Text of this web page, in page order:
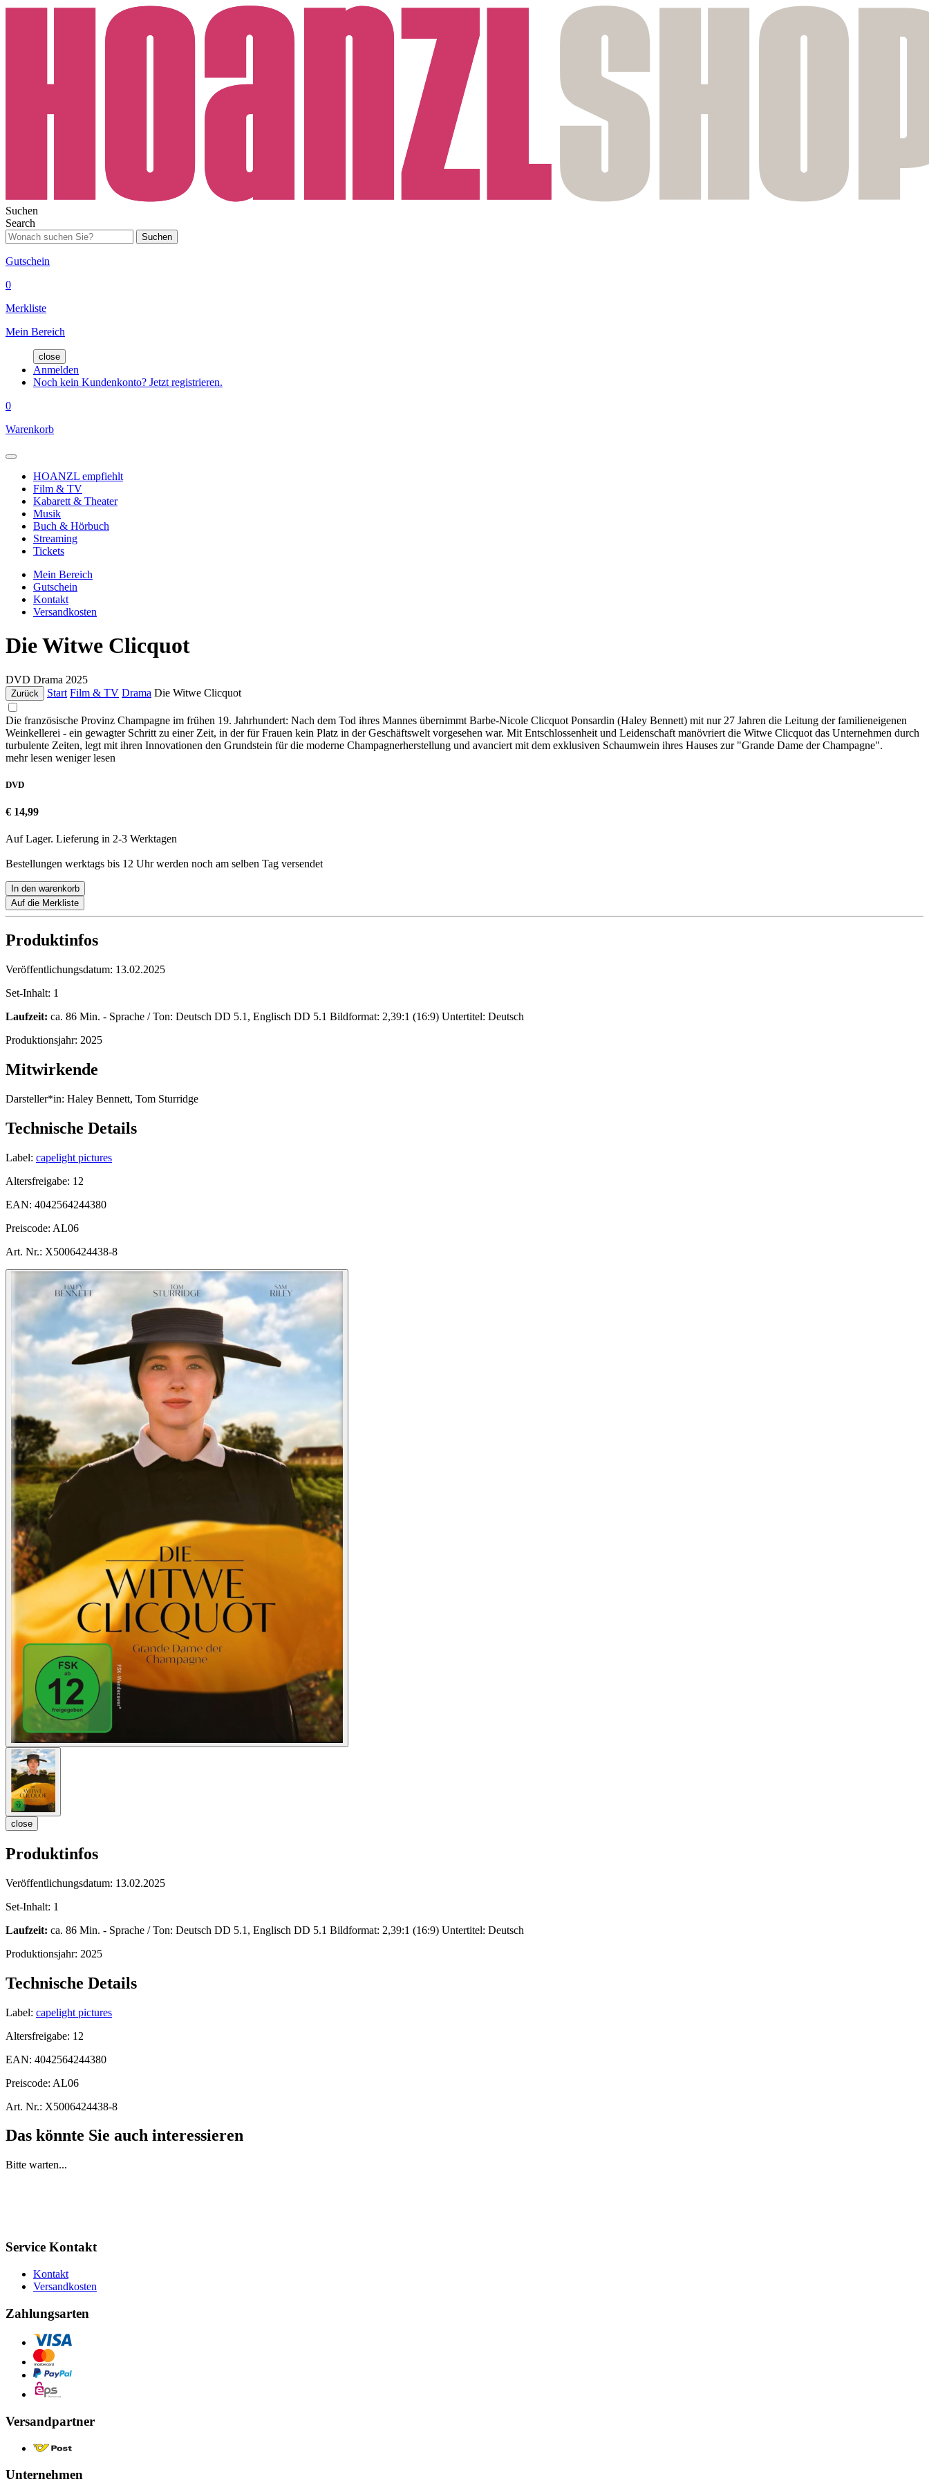
Suchen
Search
Suchen
Gutschein
0
Merkliste
Mein Bereich
close
Anmelden
Noch kein Kundenkonto? Jetzt registrieren.
0
Warenkorb
HOANZL empfiehlt
Film & TV
Kabarett & Theater
Musik
Buch & Hörbuch
Streaming
Tickets
Mein Bereich
Gutschein
Kontakt
Versandkosten
Die Witwe Clicquot
DVD Drama 2025
Zurück Start Film & TV Drama Die Witwe Clicquot
Die französische Provinz Champagne im frühen 19. Jahrhundert: Nach dem Tod ihres Mannes übernimmt Barbe-Nicole Clicquot Ponsardin (Haley Bennett) mit nur 27 Jahren die Leitung der familieneigenen
Weinkellerei - ein gewagter Schritt zu einer Zeit, in der für Frauen kein Platz in der Geschäftswelt vorgesehen war. Mit Entschlossenheit und Leidenschaft manövriert die Witwe Clicquot das Unternehmen durch
turbulente Zeiten, legt mit ihren Innovationen den Grundstein für die moderne Champagnerherstellung und avanciert mit dem exklusiven Schaumwein ihres Hauses zur "Grande Dame der Champagne".
mehr lesen weniger lesen
DVD
€ 14,99
Auf Lager. Lieferung in 2-3 Werktagen
Bestellungen werktags bis 12 Uhr werden noch am selben Tag versendet
In den warenkorb
Auf die Merkliste
Produktinfos
Veröffentlichungsdatum: 13.02.2025
Set-Inhalt: 1
Laufzeit: ca. 86 Min. - Sprache / Ton: Deutsch DD 5.1, Englisch DD 5.1 Bildformat: 2,39:1 (16:9) Untertitel: Deutsch
Produktionsjahr: 2025
Mitwirkende
Darsteller*in: Haley Bennett, Tom Sturridge
Technische Details
Label: capelight pictures
Altersfreigabe: 12
EAN: 4042564244380
Preiscode: AL06
Art. Nr.: X5006424438-8
close
Produktinfos
Veröffentlichungsdatum: 13.02.2025
Set-Inhalt: 1
Laufzeit: ca. 86 Min. - Sprache / Ton: Deutsch DD 5.1, Englisch DD 5.1 Bildformat: 2,39:1 (16:9) Untertitel: Deutsch
Produktionsjahr: 2025
Technische Details
Label: capelight pictures
Altersfreigabe: 12
EAN: 4042564244380
Preiscode: AL06
Art. Nr.: X5006424438-8
Das könnte Sie auch interessieren
Bitte warten...
Service Kontakt
Kontakt
Versandkosten
Zahlungsarten
Versandpartner
Unternehmen